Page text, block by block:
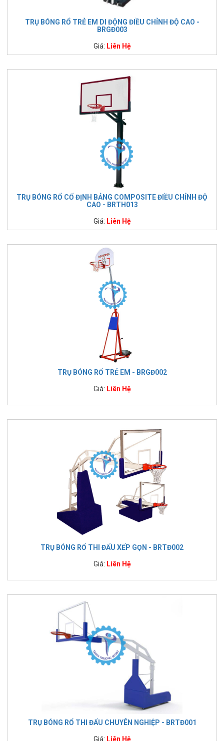
TRỤ BÓNG RỔ TRẺ EM DI ĐỘNG ĐIỀU CHỈNH ĐỘ CAO -
BRGĐ003
Giá: Liên Hệ
TRỤ BÓNG RỔ CỐ ĐỊNH BẢNG COMPOSITE ĐIỀU CHỈNH ĐỘ
CAO - BRTH013
Giá: Liên Hệ
TRỤ BÓNG RỔ TRẺ EM - BRGĐ002
Giá: Liên Hệ
TRỤ BÓNG RỔ THI ĐẤU XẾP GỌN - BRTĐ002
Giá: Liên Hệ
TRỤ BÓNG RỔ THI ĐẤU CHUYÊN NGHIỆP - BRTĐ001
Giá: Liên Hệ